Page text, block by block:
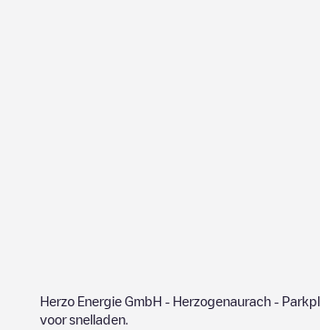
Herzo Energie GmbH - Herzogenaurach -
voor snelladen.